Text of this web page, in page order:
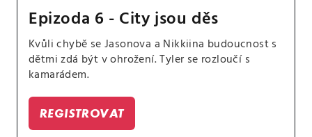
Epizoda 6 - City jsou děs
Kvůli chybě se Jasonova a Nikkiina budoucnost s
dětmi zdá být v ohrožení. Tyler se rozloučí s
kamarádem.
REGISTROVAT